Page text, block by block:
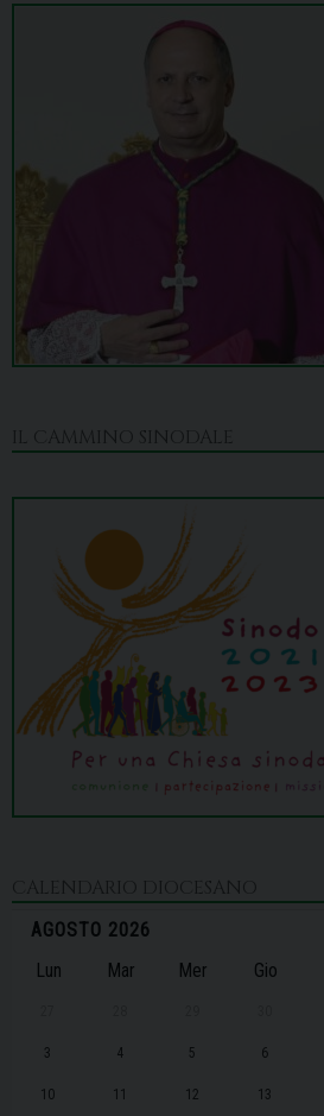
IL CAMMINO SINODALE
CALENDARIO DIOCESANO
AGOSTO 2026
Lun Mar Mer Gio
3 4 5 6
10 11 12 13